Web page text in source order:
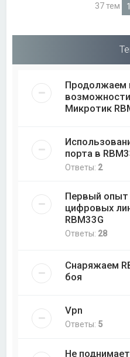
37 тем 1
Продолжаем
Микротик
порта в
Ответы: 2
Первый опыт
цифровых
RBM33G
Ответы: 28
Снаряжаем
боя
Vpn
Ответы: 5
Не